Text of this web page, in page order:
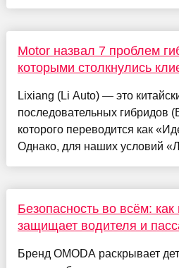
Motor назвал 7 проблем
которыми столкнулись
Lixiang (Li Auto) — это
последовательных гибридов
которого переводится как
Однако, для наших условий
Безопасность во всём:
защищает водителя и
Бренд OMODA раскрывает